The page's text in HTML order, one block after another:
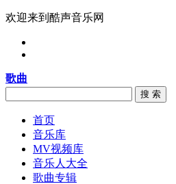
欢迎来到酷声音乐网
歌曲
搜 索
首页
音乐库
MV视频库
音乐人大全
歌曲专辑